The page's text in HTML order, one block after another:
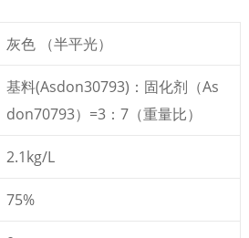
灰色 （半平光）
基料(Asdon30793)：固化剂（As
don70793）=3：7（重量比）
2.1kg/L
75%